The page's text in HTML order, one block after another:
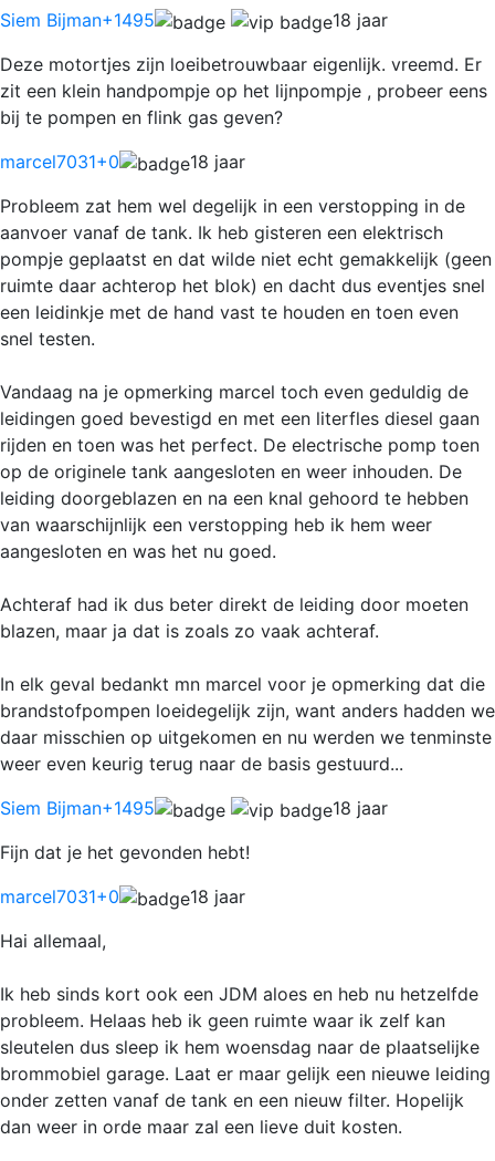
Siem Bijman+1495
18 jaar
Deze motortjes zijn loeibetrouwbaar eigenlijk. vreemd. Er
zit een klein handpompje op het lijnpompje , probeer eens
bij te pompen en flink gas geven?
marcel7031+0
18 jaar
Probleem zat hem wel degelijk in een verstopping in de
aanvoer vanaf de tank. Ik heb gisteren een elektrisch
pompje geplaatst en dat wilde niet echt gemakkelijk (geen
ruimte daar achterop het blok) en dacht dus eventjes snel
een leidinkje met de hand vast te houden en toen even
snel testen.
Vandaag na je opmerking marcel toch even geduldig de
leidingen goed bevestigd en met een literfles diesel gaan
rijden en toen was het perfect. De electrische pomp toen
op de originele tank aangesloten en weer inhouden. De
leiding doorgeblazen en na een knal gehoord te hebben
van waarschijnlijk een verstopping heb ik hem weer
aangesloten en was het nu goed.
Achteraf had ik dus beter direkt de leiding door moeten
blazen, maar ja dat is zoals zo vaak achteraf.
In elk geval bedankt mn marcel voor je opmerking dat die
brandstofpompen loeidegelijk zijn, want anders hadden we
daar misschien op uitgekomen en nu werden we tenminste
weer even keurig terug naar de basis gestuurd...
Siem Bijman+1495
18 jaar
Fijn dat je het gevonden hebt!
marcel7031+0
18 jaar
Hai allemaal,
Ik heb sinds kort ook een JDM aloes en heb nu hetzelfde
probleem. Helaas heb ik geen ruimte waar ik zelf kan
sleutelen dus sleep ik hem woensdag naar de plaatselijke
brommobiel garage. Laat er maar gelijk een nieuwe leiding
onder zetten vanaf de tank en een nieuw filter. Hopelijk
dan weer in orde maar zal een lieve duit kosten.